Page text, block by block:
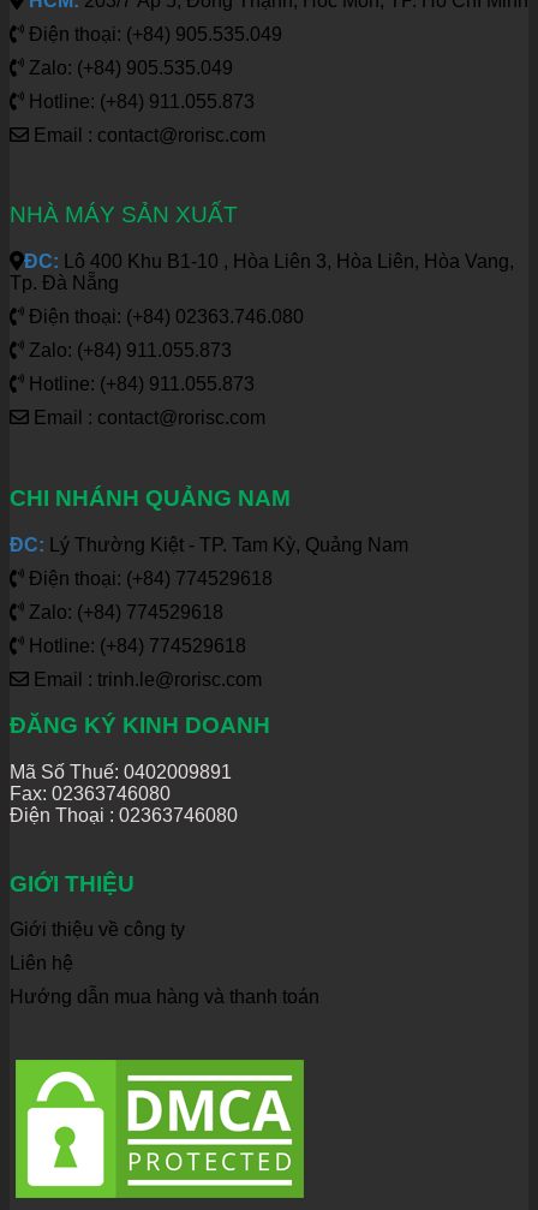
Điện thoại: (+84) 905.535.049
Zalo: (+84) 905.535.049
Hotline: (+84) 911.055.873
Email : contact@rorisc.com
NHÀ MÁY SẢN XUẤT
ĐC: Lô 400 Khu B1-10 , Hòa Liên 3, Hòa Liên, Hòa Vang,
Tp. Đà Nẵng
Điện thoại: (+84) 02363.746.080
Zalo: (+84) 911.055.873
Hotline: (+84) 911.055.873
Email : contact@rorisc.com
CHI NHÁNH QUẢNG NAM
ĐC: Lý Thường Kiệt - TP. Tam Kỳ, Quảng Nam
Điện thoại: (+84) 774529618
Zalo: (+84) 774529618
Hotline: (+84) 774529618
Email : trinh.le@rorisc.com
ĐĂNG KÝ KINH DOANH
Mã Số Thuế: 0402009891
Fax: 02363746080
Điện Thoại : 02363746080
GIỚI THIỆU
Giới thiệu về công ty
Liên hệ
Hướng dẫn mua hàng và thanh toán